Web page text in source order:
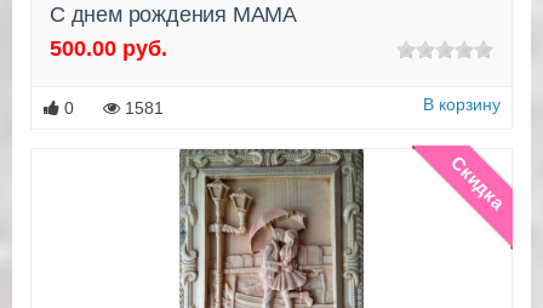
С днем рождения МАМА
500.00 руб.
0 1581 В корзину
Скидка